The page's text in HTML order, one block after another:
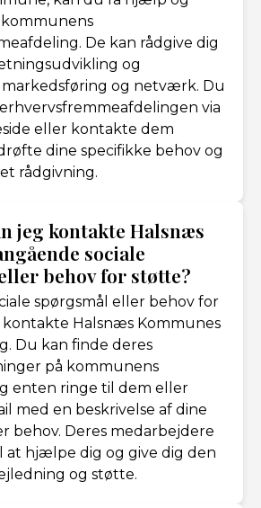
De kan rådgive dig
og
og netværk. Du
via
eller kontakte dem
dine specifikke behov og
rådgivning.
jeg kontakte Halsnæs
sociale
behov for støtte?
spørgsmål eller behov for
Halsnæs Kommunes
Du kan finde deres
på kommunens
enten ringe til dem eller
med en beskrivelse af dine
behov. Deres medarbejdere
at hjælpe dig og give dig den
og støtte.